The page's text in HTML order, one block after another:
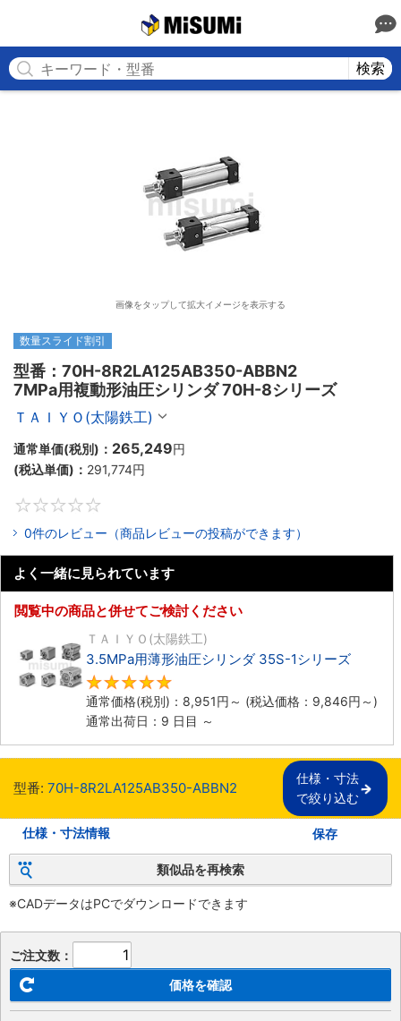
検索
画像をタップして拡大イメージを表示する
数量スライド割引
型番：70H-8R2LA125AB350-ABBN2
7MPa用複動形油圧シリンダ 70H-8シリーズ
ＴＡＩＹＯ(太陽鉄工)
通常単価(税別)： 265,249円
(税込単価)： 291,774円
0件のレビュー（商品レビューの投稿ができます）
よく一緒に見られています
閲覧中の商品と併せてご検討ください
ＴＡＩＹＯ(太陽鉄工)
3.5MPa用薄形油圧シリンダ 35S-1シリーズ
通常価格(税別)： 8,951円 ～ (税込価格： 9,846円 ～)
通常出荷日：9 日目 ～
型番: 70H-8R2LA125AB350-ABBN2
仕様・寸法
で絞り込む
仕様・寸法情報 保存
類似品を再検索
※CADデータはPCでダウンロードできます
ご注文数：
価格を確認